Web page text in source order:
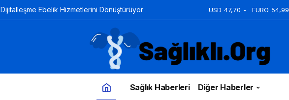
Dijitalleşme Ebelik Hizmetlerini Dönüştürüyor USD 47,70 EURO 54,99
Sağlık Haberleri Diğer Haberler